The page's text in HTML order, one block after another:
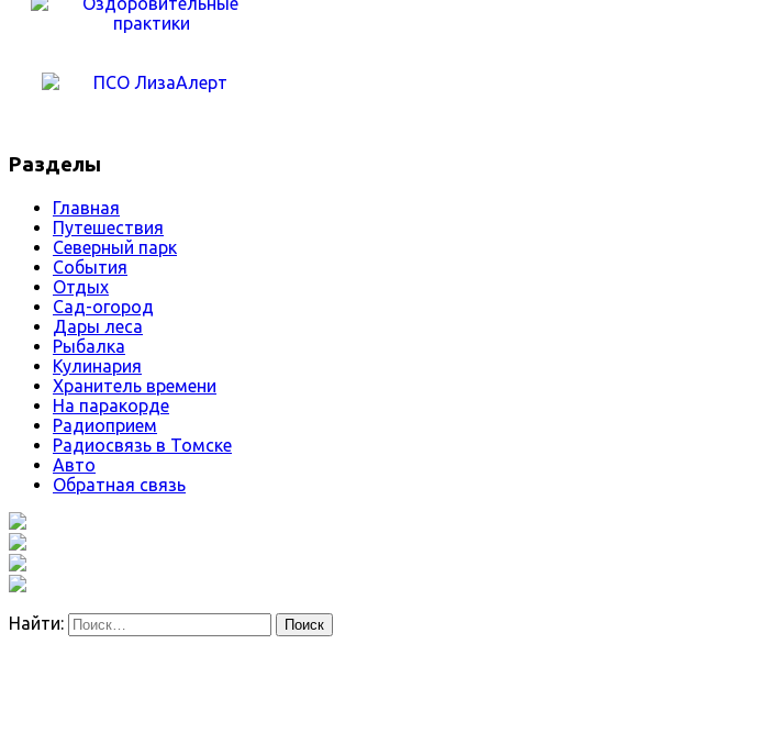
Разделы
Главная
Путешествия
Северный парк
События
Отдых
Сад-огород
Дары леса
Рыбалка
Кулинария
Хранитель времени
На паракорде
Радиоприем
Радиосвязь в Томске
Авто
Обратная связь
Найти: